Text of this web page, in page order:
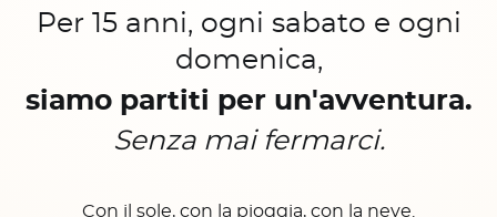
Per 15 anni, ogni sabato e ogni
domenica,
siamo partiti per un'avventura.
Senza mai fermarci.
Con il sole, con la pioggia, con la neve.